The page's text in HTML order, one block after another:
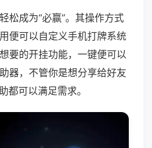
松成为“必赢”。其操作方式
便可以自定义手机打牌系统
要的开挂功能，一键便可以
器，不管你是想分享给好友
都可以满足需求。